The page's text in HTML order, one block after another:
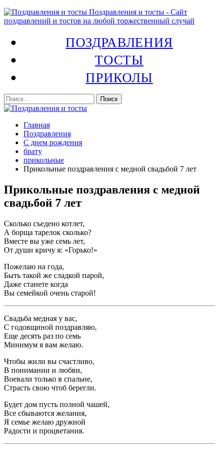
Поздравления и тосты - Сайт
поздравлений и тостов на любой торжественный случай
ПОЗДРАВЛЕНИЯ
ТОСТЫ
ПРИКОЛЫ
Главная
Поздравления
С днем рождения
брату
прикольные
Прикольные поздравления с медной свадьбой 7 лет
Прикольные поздравления с медной
свадьбой 7 лет
Сколько съедено котлет,
А борща тарелок сколько?
Вместе вы уже семь лет,
От души кричу я: «Горько!»
Пожелаю на года,
Быть такой же сладкой парой,
Даже станете когда
Вы семейкой очень старой!
Свадьба медная у вас,
С годовщиной поздравляю,
Еще десять раз по семь
Минимум я вам желаю.
Чтобы жили вы счастливо,
В понимании и любви,
Воевали только в спальне,
Страсть свою чтоб берегли.
Будет дом пусть полной чашей,
Все сбываются желания,
Я семье желаю дружной
Радости и процветания.